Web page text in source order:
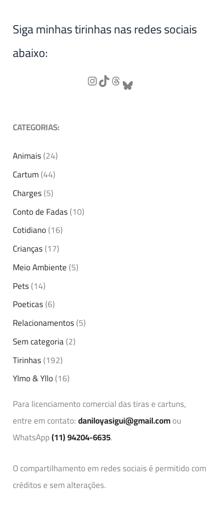
Siga minhas tirinhas nas redes sociais
abaixo:
CATEGORIAS:
Animais(24)
Cartum(44)
Charges(5)
Conto de Fadas(10)
Cotidiano(16)
Crianças(17)
Meio Ambiente(5)
Pets(14)
Poeticas(6)
Relacionamentos(5)
Sem categoria(2)
Tirinhas(192)
Ylmo & Yllo(16)
Para licenciamento comercial das tiras e cartuns,
entre em contato:daniloyasigui@gmail.comou
WhatsApp(11) 94204-6635.
O compartilhamento em redes sociais é permitido com
créditos e sem alterações.